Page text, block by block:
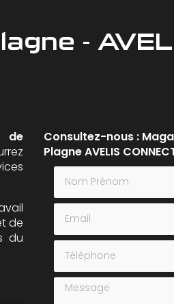
-
de
de
du
Consultez-nous :
Plagne AVELIS
Nom Prénom
Email
Téléphone
Message